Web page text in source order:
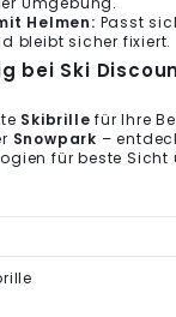
Helmen: Passt
bleibt sicher fixiert.
bei Ski
Skibrille für Ihre
Snowpark –
für beste Sicht